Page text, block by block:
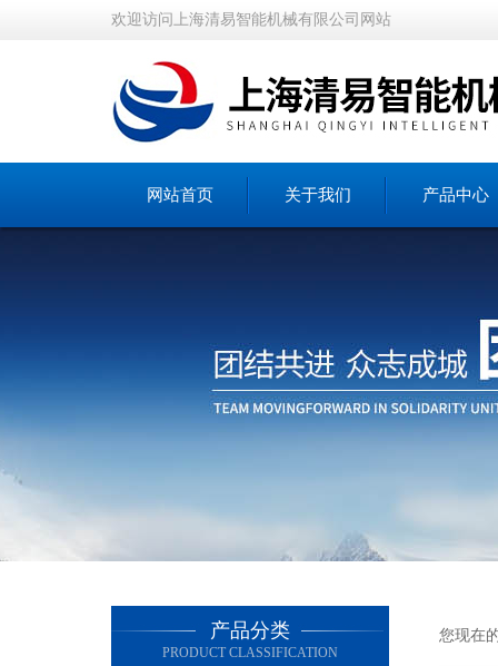
欢迎访问上海清易智能机械有限公司网站
网站首页 关于我们 产品中心
产品分类
PRODUCT CLASSIFICATION
您现在